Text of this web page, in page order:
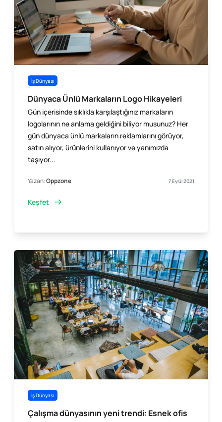
İş Dünyası
Dünyaca Ünlü Markaların Logo Hikayeleri
Gün içerisinde sıklıkla karşılaştığınız markaların
logolarının ne anlama geldiğini biliyor musunuz? Her
gün dünyaca ünlü markaların reklamlarını görüyor,
satın alıyor, ürünlerini kullanıyor ve yanımızda
taşıyor...
Yazan:Oppzone 7 Eylül 2021
Keşfet
İş Dünyası
Çalışma dünyasının yeni trendi: Esnek ofis